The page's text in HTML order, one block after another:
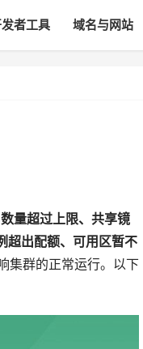
者工具 域名与网站
量超过上限、共享镜
超出配额、可用区暂不
集群的正常运行。以下